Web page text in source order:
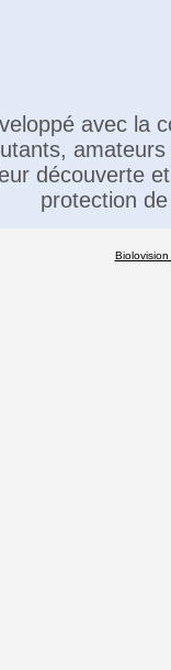
avec la
découverte
protection
Biolovision